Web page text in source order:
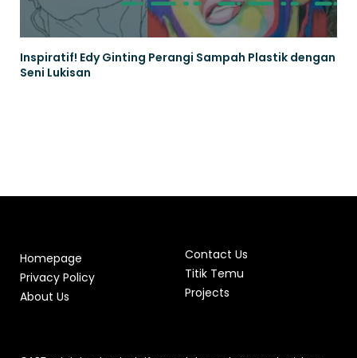
Inspiratif! Edy Ginting Perangi Sampah Plastik dengan
Seni Lukisan
Homepage
Privacy Policy
About Us
Contact Us
Titik Temu
Projects